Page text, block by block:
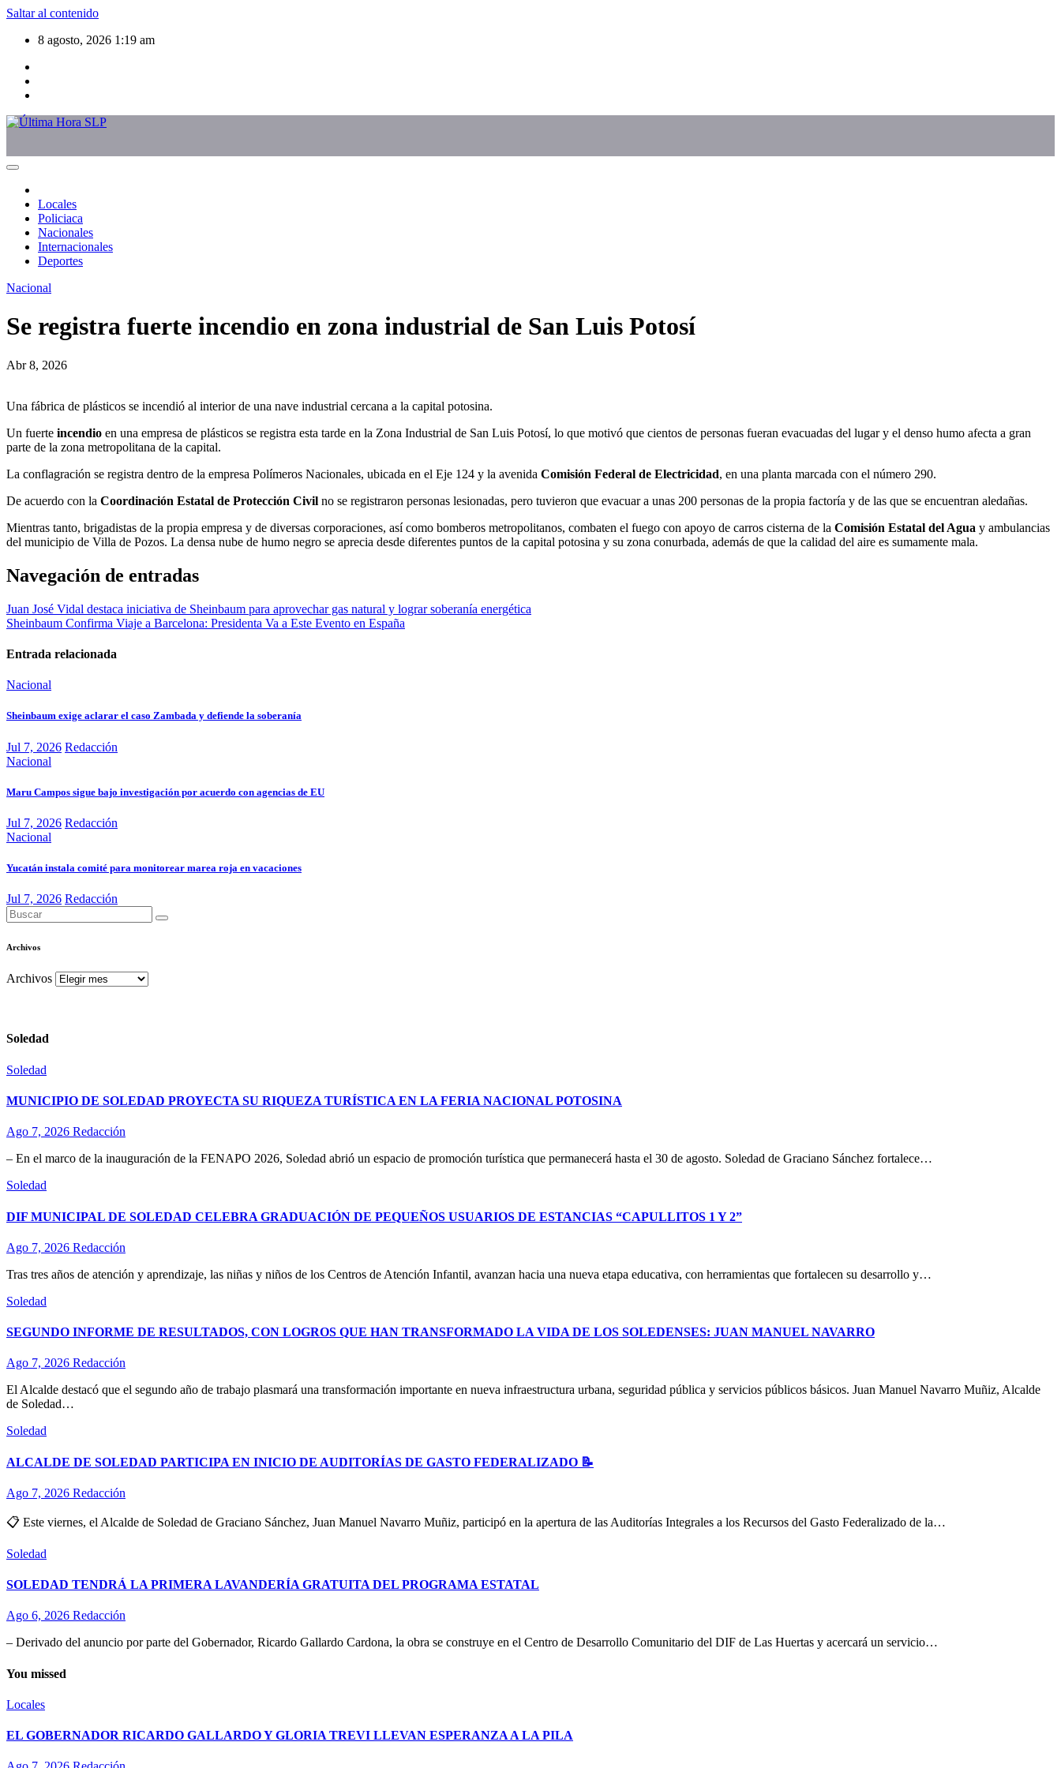
Saltar al contenido
8 agosto, 2026 1:19 am
Locales
Policiaca
Nacionales
Internacionales
Deportes
Nacional
Se registra fuerte incendio en zona industrial de San Luis Potosí
Abr 8, 2026
Una fábrica de plásticos se incendió al interior de una nave industrial cercana a la capital potosina.
Un fuerte incendio en una empresa de plásticos se registra esta tarde en la Zona Industrial de San Luis Potosí, lo que motivó que cientos de personas fueran evacuadas del lugar y el denso humo afecta a gran
parte de la zona metropolitana de la capital.
La conflagración se registra dentro de la empresa Polímeros Nacionales, ubicada en el Eje 124 y la avenida Comisión Federal de Electricidad, en una planta marcada con el número 290.
De acuerdo con la Coordinación Estatal de Protección Civil no se registraron personas lesionadas, pero tuvieron que evacuar a unas 200 personas de la propia factoría y de las que se encuentran aledañas.
Mientras tanto, brigadistas de la propia empresa y de diversas corporaciones, así como bomberos metropolitanos, combaten el fuego con apoyo de carros cisterna de la Comisión Estatal del Agua y ambulancias
del municipio de Villa de Pozos. La densa nube de humo negro se aprecia desde diferentes puntos de la capital potosina y su zona conurbada, además de que la calidad del aire es sumamente mala.
Navegación de entradas
Juan José Vidal destaca iniciativa de Sheinbaum para aprovechar gas natural y lograr soberanía energética
Sheinbaum Confirma Viaje a Barcelona: Presidenta Va a Este Evento en España
Entrada relacionada
Nacional
Sheinbaum exige aclarar el caso Zambada y defiende la soberanía
Jul 7, 2026 Redacción
Nacional
Maru Campos sigue bajo investigación por acuerdo con agencias de EU
Jul 7, 2026 Redacción
Nacional
Yucatán instala comité para monitorear marea roja en vacaciones
Jul 7, 2026 Redacción
Archivos
Archivos
Soledad
Soledad
MUNICIPIO DE SOLEDAD PROYECTA SU RIQUEZA TURÍSTICA EN LA FERIA NACIONAL POTOSINA
Ago 7, 2026 Redacción
– En el marco de la inauguración de la FENAPO 2026, Soledad abrió un espacio de promoción turística que permanecerá hasta el 30 de agosto. Soledad de Graciano Sánchez fortalece…
Soledad
DIF MUNICIPAL DE SOLEDAD CELEBRA GRADUACIÓN DE PEQUEÑOS USUARIOS DE ESTANCIAS “CAPULLITOS 1 Y 2”
Ago 7, 2026 Redacción
Tras tres años de atención y aprendizaje, las niñas y niños de los Centros de Atención Infantil, avanzan hacia una nueva etapa educativa, con herramientas que fortalecen su desarrollo y…
Soledad
SEGUNDO INFORME DE RESULTADOS, CON LOGROS QUE HAN TRANSFORMADO LA VIDA DE LOS SOLEDENSES: JUAN MANUEL NAVARRO
Ago 7, 2026 Redacción
El Alcalde destacó que el segundo año de trabajo plasmará una transformación importante en nueva infraestructura urbana, seguridad pública y servicios públicos básicos. Juan Manuel Navarro Muñiz, Alcalde
de Soledad…
Soledad
ALCALDE DE SOLEDAD PARTICIPA EN INICIO DE AUDITORÍAS DE GASTO FEDERALIZADO 📝
Ago 7, 2026 Redacción
📋 Este viernes, el Alcalde de Soledad de Graciano Sánchez, Juan Manuel Navarro Muñiz, participó en la apertura de las Auditorías Integrales a los Recursos del Gasto Federalizado de la…
Soledad
SOLEDAD TENDRÁ LA PRIMERA LAVANDERÍA GRATUITA DEL PROGRAMA ESTATAL
Ago 6, 2026 Redacción
– Derivado del anuncio por parte del Gobernador, Ricardo Gallardo Cardona, la obra se construye en el Centro de Desarrollo Comunitario del DIF de Las Huertas y acercará un servicio…
You missed
Locales
EL GOBERNADOR RICARDO GALLARDO Y GLORIA TREVI LLEVAN ESPERANZA A LA PILA